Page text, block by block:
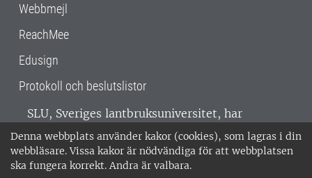
Denna webbplats använder kakor (cookies), som lagras i din
webbläsare. Vissa kakor är nödvändiga för att webbplatsen
ska fungera korrekt. Andra är valbara.
Webbmejl
ReachMee
Edusign
Protokoll och beslutslistor
SLU, Sveriges lantbruksuniversitet, har
verksamhet över hela Sverige. Huvudorter är
Alnarp, Uppsala och Umeå.SLU är
miljöcertifierat enligt ISO 14001. •